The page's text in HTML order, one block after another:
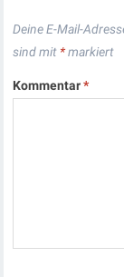
Deine E-Mail-
sind mit *markiert
Kommentar*